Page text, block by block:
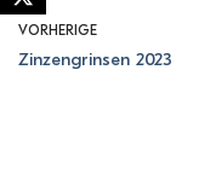
VORHERIGE
Zinzengrinsen 2023